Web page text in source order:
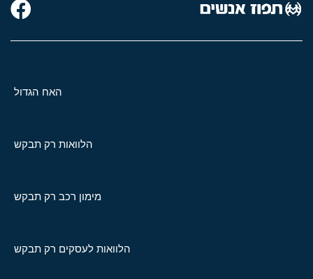
האח הגדול
הלוואות רק תבקש
מימון רכב רק תבקש
הלוואות לעסקים רק תבקש